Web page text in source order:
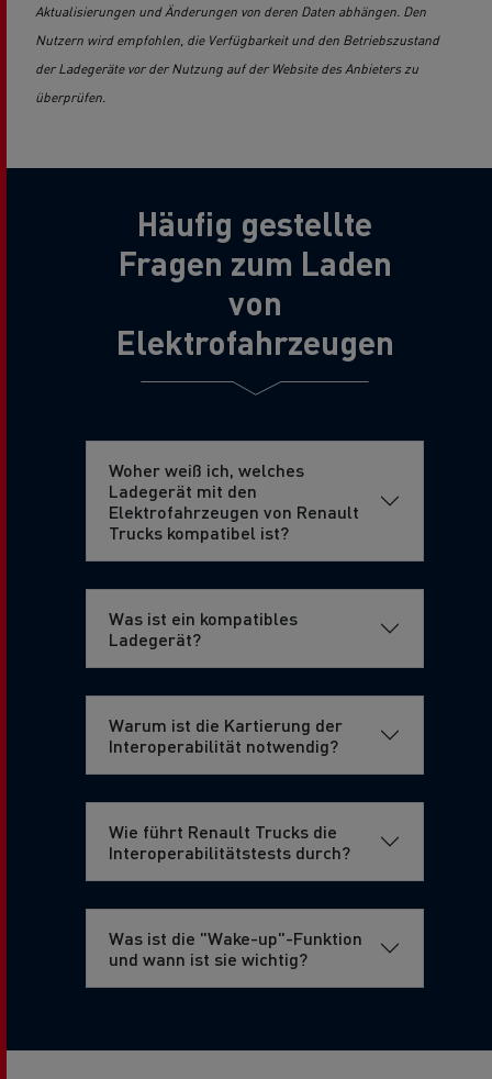
Aktualisierungen und Änderungen von deren Daten abhängen. Den
Nutzern wird empfohlen, die Verfügbarkeit und den Betriebszustand
der Ladegeräte vor der Nutzung auf der Website des Anbieters zu
überprüfen.
Häufig gestellte
Fragen zum Laden
von
Elektrofahrzeugen
Woher weiß ich, welches
Ladegerät mit den
Elektrofahrzeugen von Renault
Trucks kompatibel ist?
Was ist ein kompatibles
Ladegerät?
Warum ist die Kartierung der
Interoperabilität notwendig?
Wie führt Renault Trucks die
Interoperabilitätstests durch?
Was ist die "Wake-up"-Funktion
und wann ist sie wichtig?